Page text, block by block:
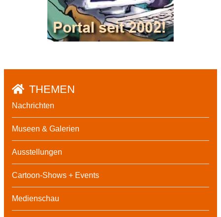
THEMEN
Nachrichten
Museen & Galerien
Ausstellungen
Cartoon-Shows + Events
Medienschau